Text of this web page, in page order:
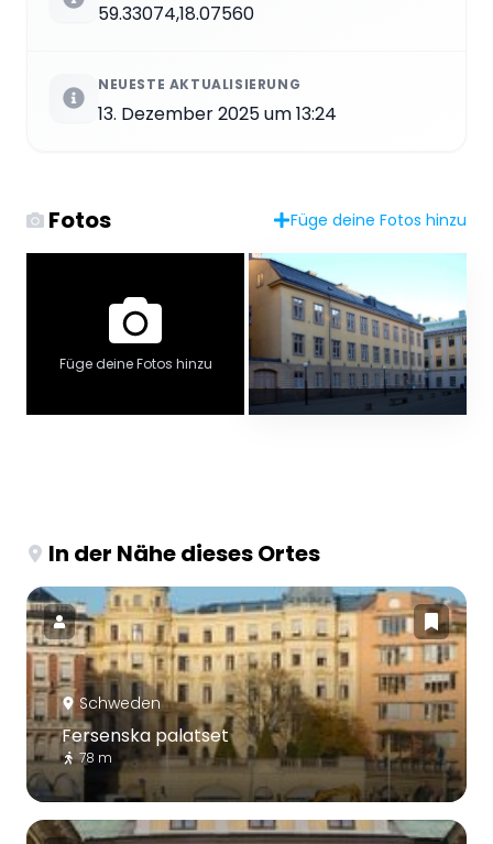
59.33074,18.07560
NEUESTE AKTUALISIERUNG
13. Dezember 2025 um 13:24
Fotos Füge deine Fotos hinzu
Füge deine Fotos hinzu
In der Nähe dieses Ortes
Schweden
Fersenska palatset
78 m